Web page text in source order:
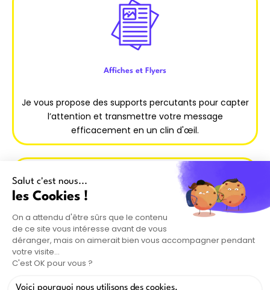
Affiches et Flyers
Je vous propose des supports percutants pour capter
l’attention et transmettre votre message
efficacement en un clin d'œil.
Brochures et dépliants
Je crée pour vous des brochures et dépliants clairs et
attrayants, parfaits pour présenter vos services de
façon détaillée et professionnelle.